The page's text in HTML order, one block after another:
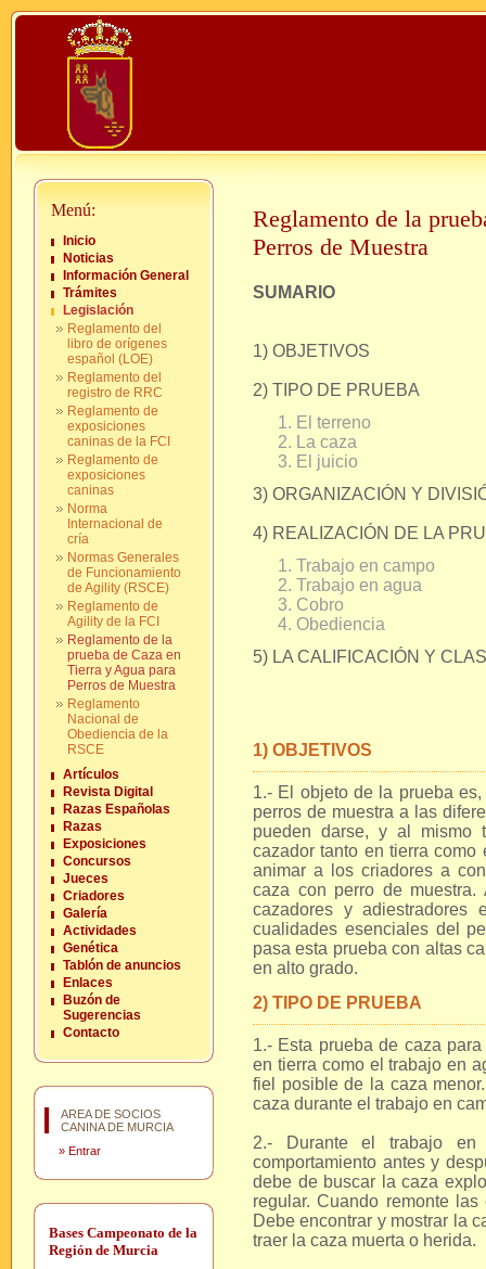
Menú:
Inicio
Noticias
Información General
Trámites
Legislación
Reglamento del
libro de orígenes
español (LOE)
Reglamento del
registro de RRC
Reglamento de
exposiciones
caninas de la FCI
Reglamento de
exposiciones
caninas
Norma
Internacional de
cría
Normas Generales
de Funcionamiento
de Agility (RSCE)
Reglamento de
Agility de la FCI
Reglamento de la
prueba de Caza en
Tierra y Agua para
Perros de Muestra
Reglamento
Nacional de
Obediencia de la
RSCE
Artículos
Revista Digital
Razas Españolas
Razas
Exposiciones
Concursos
Jueces
Criadores
Galería
Actividades
Genética
Tablón de anuncios
Enlaces
Buzón de
Sugerencias
Contacto
AREA DE SOCIOS
CANINA DE MURCIA
» Entrar
Bases Campeonato de la
Región de Murcia
Reglamento de la
Perros de Muestra
SUMARIO
1) OBJETIVOS
2) TIPO DE PRUEBA
El terreno
La caza
El juicio
3) ORGANIZACIÓN Y
4) REALIZACIÓN DE LA
Trabajo en campo
Trabajo en agua
Cobro
Obediencia
5) LA CALIFICACIÓN Y
1) OBJETIVOS
1.- El objeto de la prueba
perros de muestra a las
pueden darse, y al mismo
cazador tanto en tierra
animar a los criadores a
caza con perro de
cazadores y adiestradores
cualidades esenciales del
pasa esta prueba con altas
en alto grado.
2) TIPO DE PRUEBA
1.- Esta prueba de caza
en tierra como el trabajo en
fiel posible de la caza
caza durante el trabajo en
2.- Durante el trabajo
comportamiento antes y
debe de buscar la caza
regular. Cuando remonte
Debe encontrar y mostrar la
traer la caza muerta o herida.